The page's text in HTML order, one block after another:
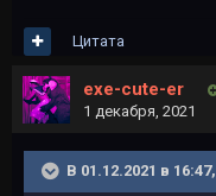
Цитата
exe-cute-er
1 декабря, 2021
В 01.12.2021 в 16:47,